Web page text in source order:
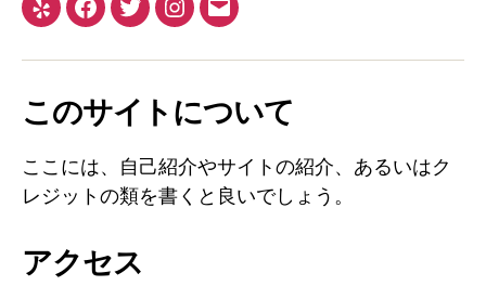
このサイトについて
ここには、自己紹介やサイトの紹介、あるいはク
レジットの類を書くと良いでしょう。
アクセス